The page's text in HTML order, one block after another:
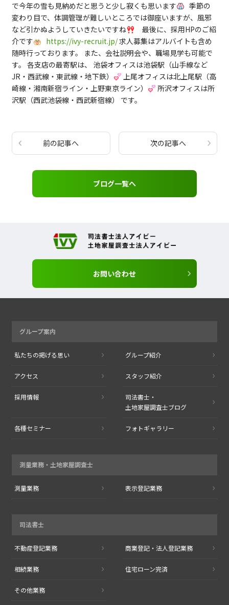
で今年の雪も見納めだと思うと少し寂くも思います
季節の
変わり目で、体調管理が難しいところでは御座いますが、風邪
など引かぬようしていきたいですね
最後に、採用HPのご紹
介です
https://ivy-recruit.jp/求人募集はアルバイトも含め
随時行っております。 また、会社説明会や、職場見学も可能で
す。 各支店の最寄駅は、 池袋オフィスは池袋駅（山手線など
JR・西武線・東武線・地下鉄）
上尾オフィスは北上尾駅（高
崎線・湘南新宿ライン・上野東京ライン）
所沢オフィスは所
沢駅（西武池袋線・西武新宿線） です。
前の記事へ 次の記事へ
ブログ一覧へ
お問い合わせ
グループ案内
私たちの掲げる思い グループ紹介
アクセス スタッフ紹介
採用情報
司法書士・
土地家屋調査士ブログ
各種セミナー フォトギャラリー
測量業務・ 土地家屋調査士
測量業務 表示登記業務
司法書士
不動産登記業務 商業登記・法人登記業務
相続業務 住宅ローン完済
その他業務